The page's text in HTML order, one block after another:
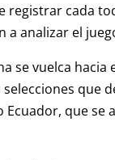
registrar cada
a analizar el
se vuelca
que
Ecuador, que